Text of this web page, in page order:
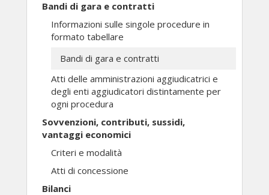
Bandi di gara e contratti
Informazioni sulle singole procedure in
formato tabellare
Bandi di gara e contratti
Atti delle amministrazioni aggiudicatrici e
degli enti aggiudicatori distintamente per
ogni procedura
Sovvenzioni, contributi, sussidi,
vantaggi economici
Criteri e modalità
Atti di concessione
Bilanci